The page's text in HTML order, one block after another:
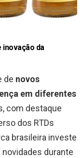
da
de novos
em diferentes
com destaque
dos RTDs
brasileira investe
novidades durante